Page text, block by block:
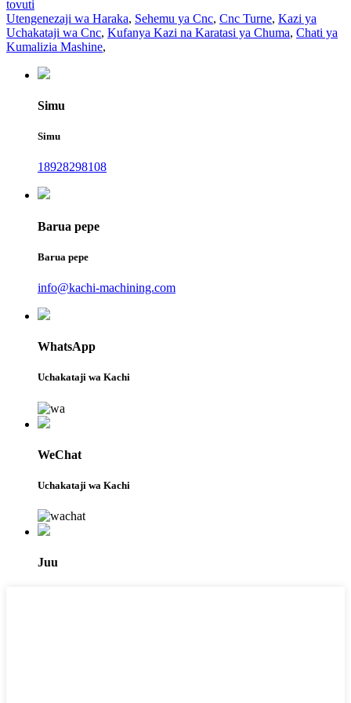
tovuti
Utengenezaji wa Haraka, Sehemu ya Cnc, Cnc Turne, Kazi ya
Uchakataji wa Cnc, Kufanya Kazi na Karatasi ya Chuma, Chati ya
Kumalizia Mashine,
Simu
Simu
18928298108
Barua pepe
Barua pepe
info@kachi-machining.com
WhatsApp
Uchakataji wa Kachi
WeChat
Uchakataji wa Kachi
Juu